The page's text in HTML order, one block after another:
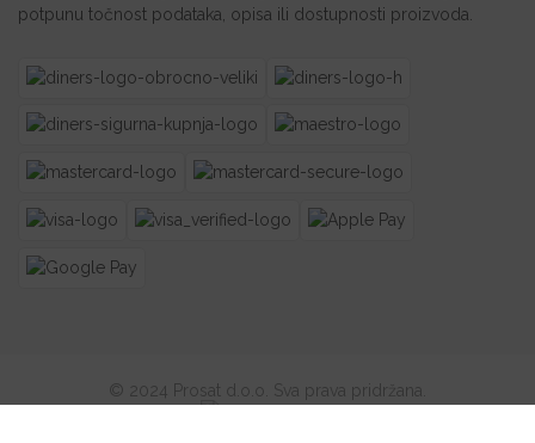
potpunu točnost podataka, opisa ili dostupnosti proizvoda.
© 2024 Prosat d.o.o. Sva prava pridržana.